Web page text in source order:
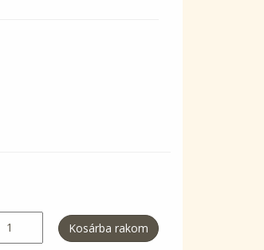
Kosárba rakom